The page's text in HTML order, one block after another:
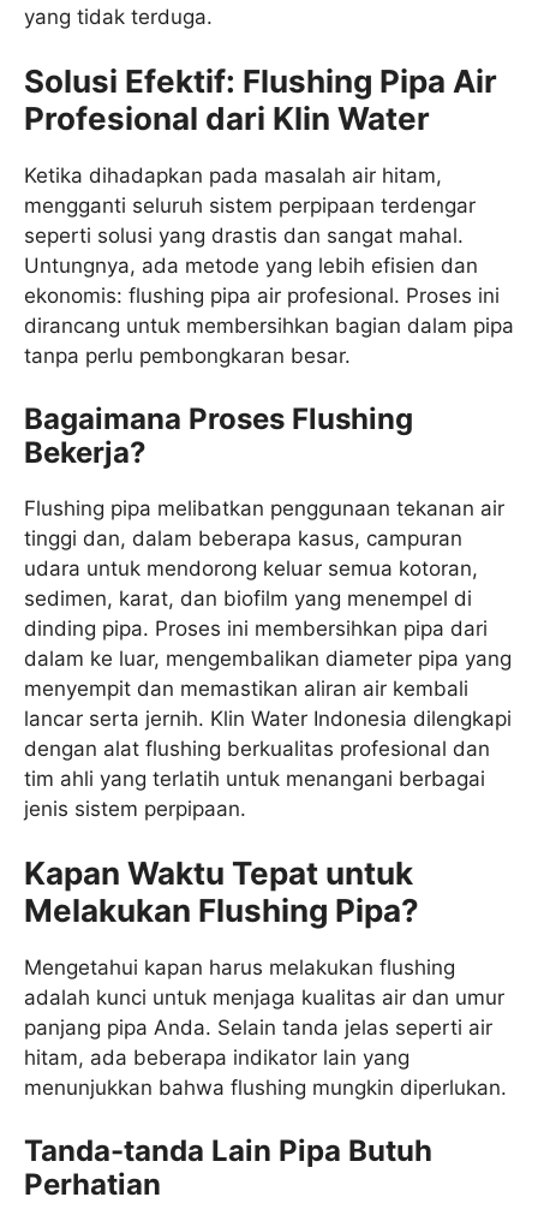
yang tidak terduga.
Solusi Efektif: Flushing Pipa Air
Profesional dari Klin Water
Ketika dihadapkan pada masalah air hitam,
mengganti seluruh sistem perpipaan terdengar
seperti solusi yang drastis dan sangat mahal.
Untungnya, ada metode yang lebih efisien dan
ekonomis: flushing pipa air profesional. Proses ini
dirancang untuk membersihkan bagian dalam pipa
tanpa perlu pembongkaran besar.
Bagaimana Proses Flushing
Bekerja?
Flushing pipa melibatkan penggunaan tekanan air
tinggi dan, dalam beberapa kasus, campuran
udara untuk mendorong keluar semua kotoran,
sedimen, karat, dan biofilm yang menempel di
dinding pipa. Proses ini membersihkan pipa dari
dalam ke luar, mengembalikan diameter pipa yang
menyempit dan memastikan aliran air kembali
lancar serta jernih. Klin Water Indonesia dilengkapi
dengan alat flushing berkualitas profesional dan
tim ahli yang terlatih untuk menangani berbagai
jenis sistem perpipaan.
Kapan Waktu Tepat untuk
Melakukan Flushing Pipa?
Mengetahui kapan harus melakukan flushing
adalah kunci untuk menjaga kualitas air dan umur
panjang pipa Anda. Selain tanda jelas seperti air
hitam, ada beberapa indikator lain yang
menunjukkan bahwa flushing mungkin diperlukan.
Tanda-tanda Lain Pipa Butuh
Perhatian